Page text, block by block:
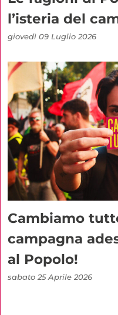
l’isteria del
giovedì 09 Luglio 2026
Cambiamo
campagna
al Popolo!
sabato 25 Aprile 2026